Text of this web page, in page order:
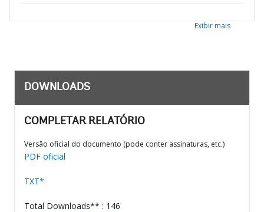
Exibir mais
DOWNLOADS
COMPLETAR RELATÓRIO
Versão oficial do documento (pode conter assinaturas, etc.)
PDF oficial
TXT*
Total Downloads** : 146